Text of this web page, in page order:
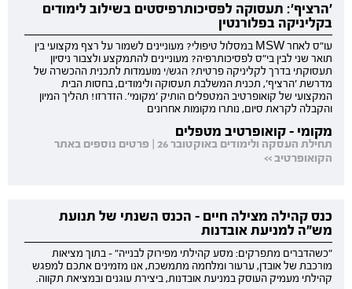
'הרציף': תעסוקה לפסיכותרפיסטים בשילוב לימודים
בקליניקה בפלורנטין
עו"ס לאחר MSW במסלול טיפולי? מעוניינים לשמור על רצף מקצועי בין
תואר שני לבין בי"ס לפסיכותרפיה? מעוניינים להתמקצע ולצבור ניסיון
תעסוקתי בדרך לקליניקה פרטית? הגש/י מועמדות לתכנית ההכשרה של
מדרשת 'הרציף', תכנית המשלבת תעסוקה ולימודים, בחסות הבית
המקצועי של קואופרטיב המטפלים הותיק 'מקומי'. הזדרזו! תהליך המיון
והקבלה לקראת סיום, נותרו מקומות אחרונים
מקומי - קואופרטיב מטפלים
תחילת העסקה ולימודים באוקטובר 26 | פרטים נוספים באתר
הקואופרטיב >>
כנס קהילה מצילה חיים - הכנס השנתי של תנועת
מש"ה למניעת אובדנות
"כשהדברים מתפרקים: מסע קהילתי מפירוק לבנייה" - בתוך מציאות
מורכבת של אובדן, ערעור ומלחמה מתמשכת, אנו מזמינים אתכם למפגש
קהילתי מעמיק העוסק במניעת אובדנות, ביצירת עוגנים ובמציאת תקווה.